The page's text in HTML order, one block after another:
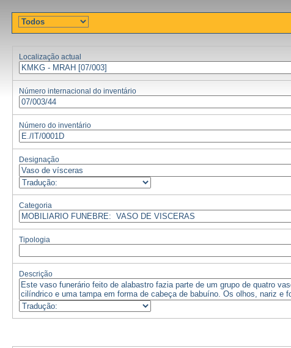
Localização actual
Número internacional do inventário
Número do inventário
Designação
Categoria
Tipologia
Descrição